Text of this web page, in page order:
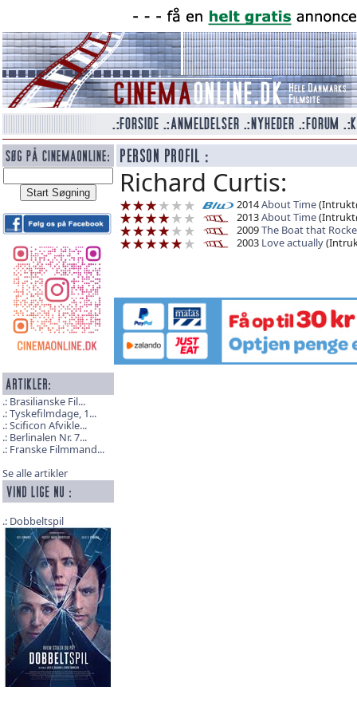
Brasilianske Fil...
Tyskefilmdage, 1...
Scificon Afvikle...
Berlinalen Nr. 7...
Franske Filmmand...
Se alle artikler
Dobbeltspil
Richard Curtis:
2014About Time
2013About Time
2009The Boat that
2003 Love actually